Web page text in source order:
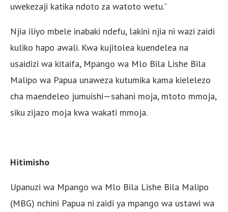
uwekezaji katika ndoto za watoto wetu.”
Njia iliyo mbele inabaki ndefu, lakini njia ni wazi zaidi
kuliko hapo awali. Kwa kujitolea kuendelea na
usaidizi wa kitaifa, Mpango wa Mlo Bila Lishe Bila
Malipo wa Papua unaweza kutumika kama kielelezo
cha maendeleo jumuishi—sahani moja, mtoto mmoja,
siku zijazo moja kwa wakati mmoja.
Hitimisho
Upanuzi wa Mpango wa Mlo Bila Lishe Bila Malipo
(MBG) nchini Papua ni zaidi ya mpango wa ustawi wa